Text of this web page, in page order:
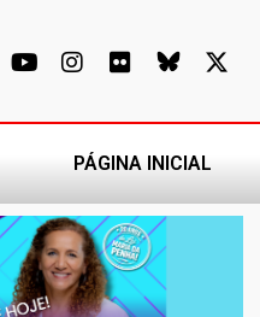
PÁGINA INICIAL